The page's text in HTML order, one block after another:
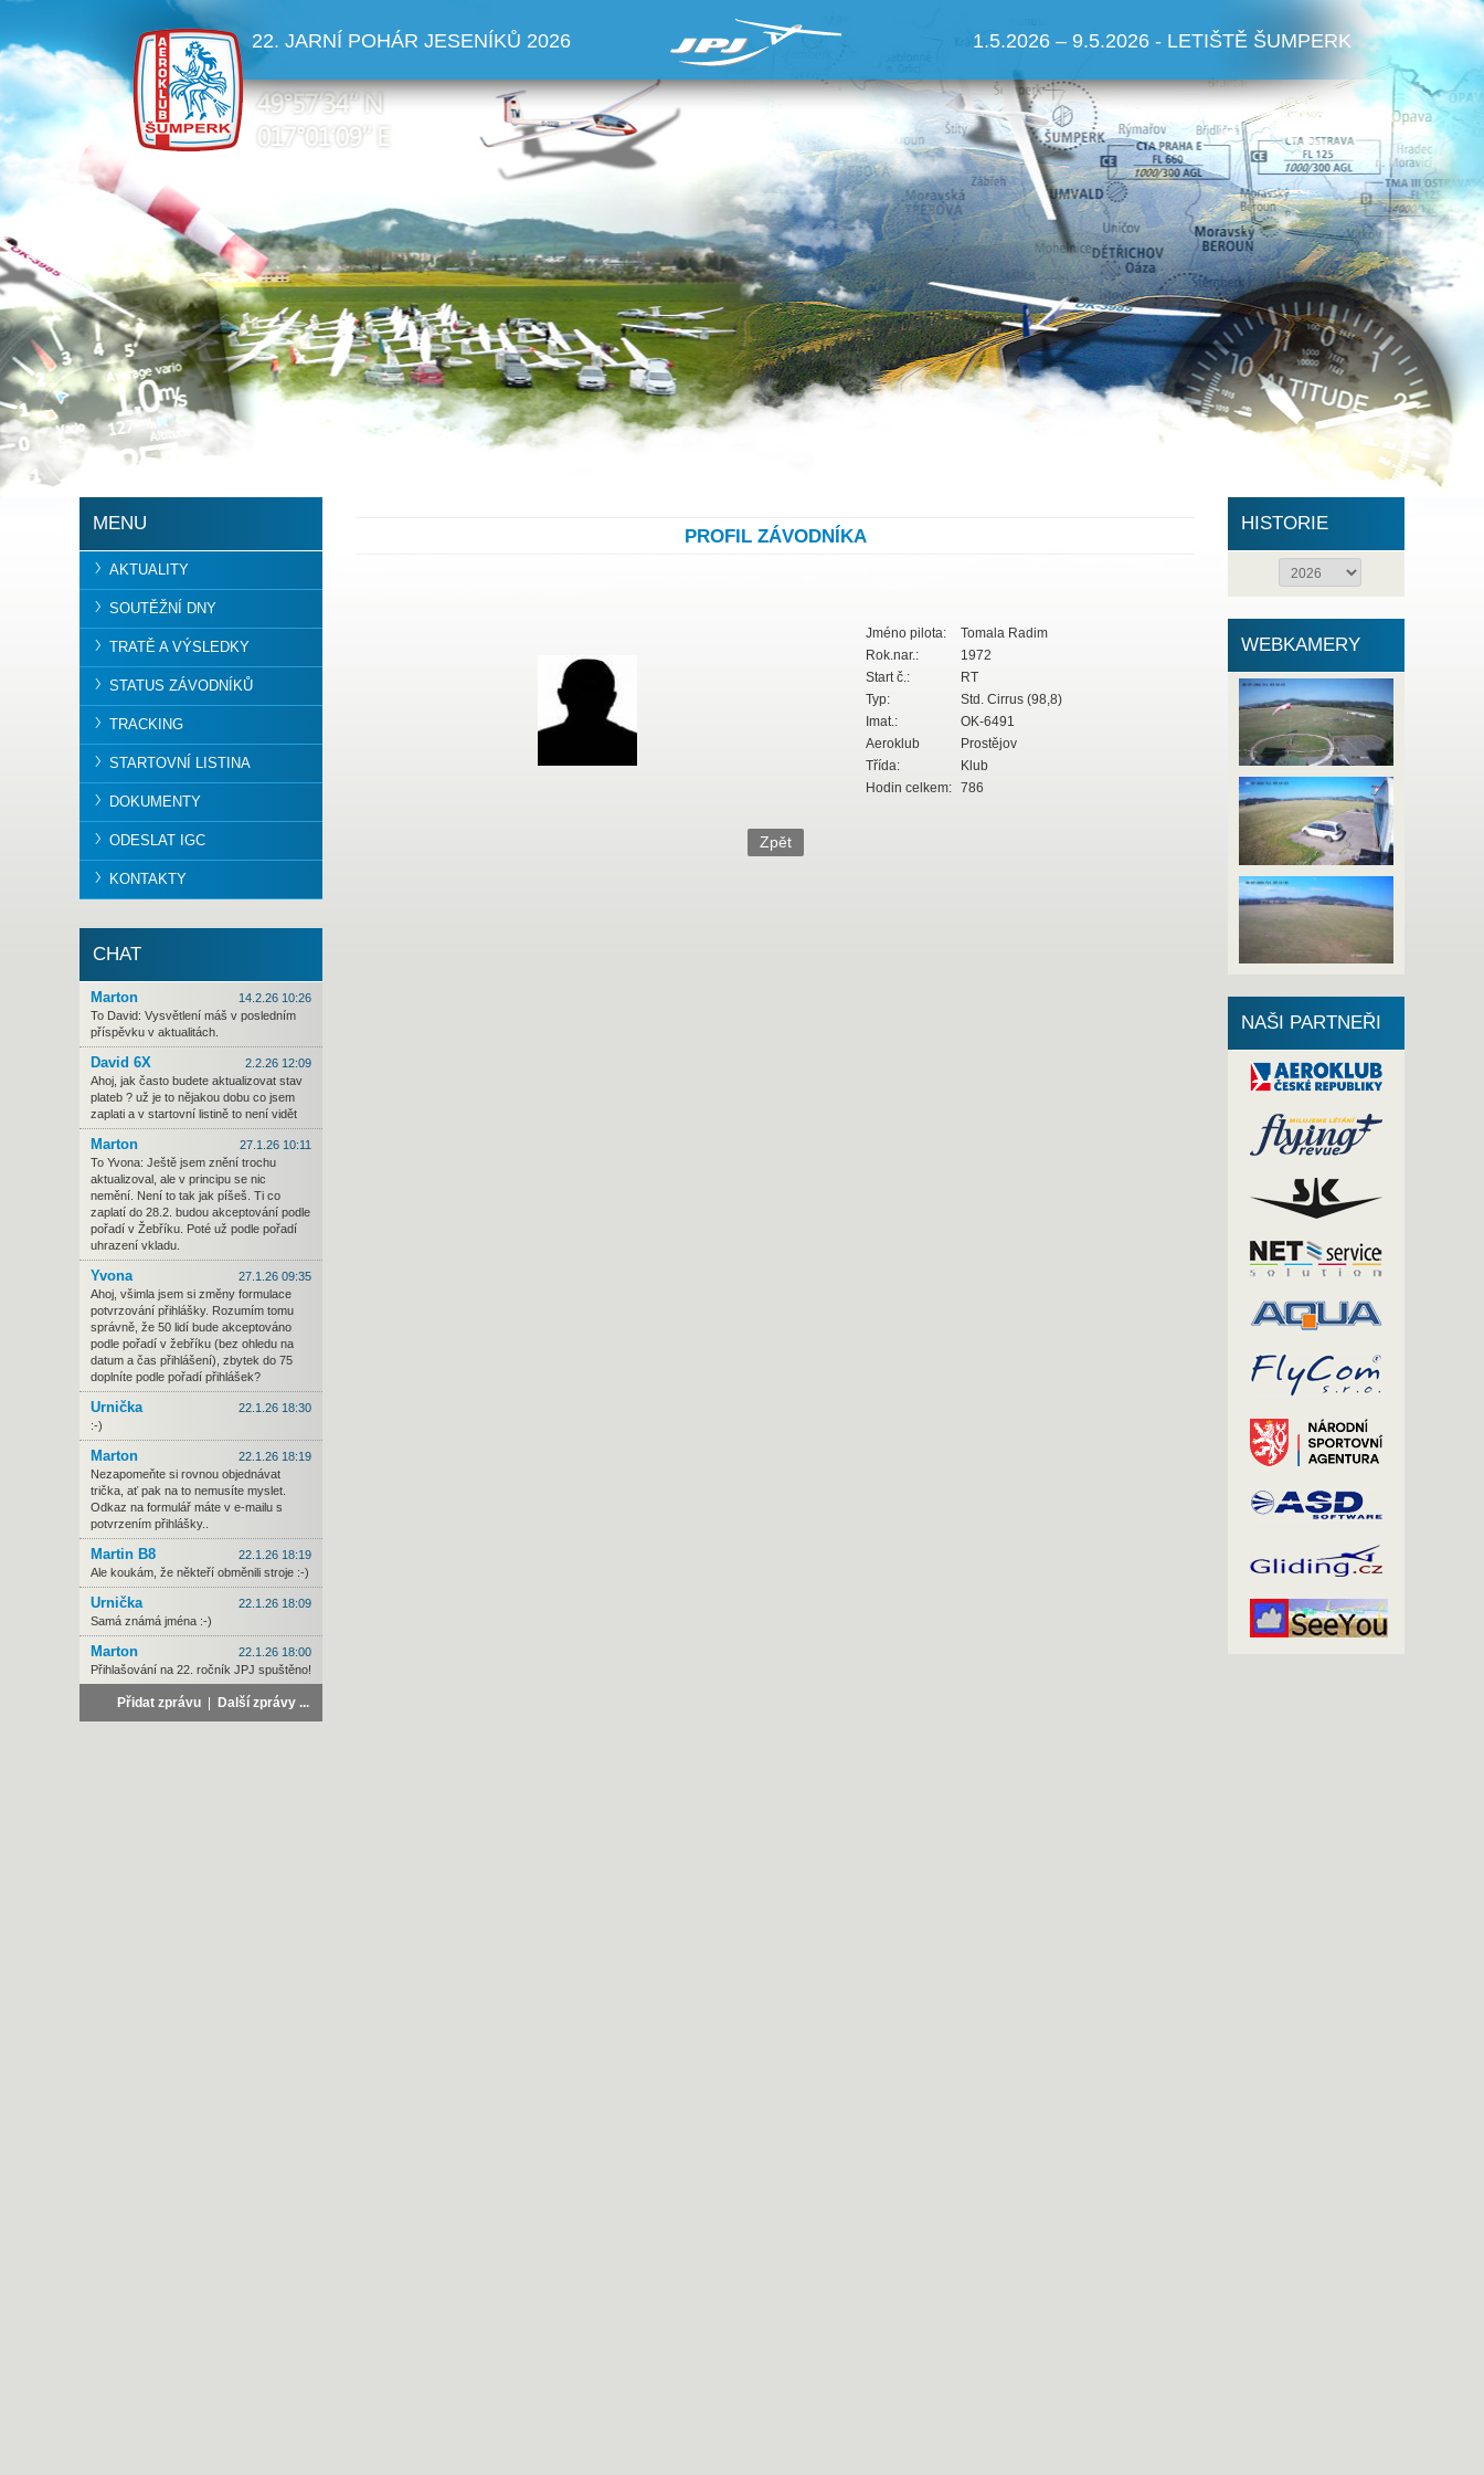
22. JARNÍ POHÁR JESENÍKŮ 2026 1.5.2026 – 9.5.2026 - LETIŠTĚ ŠUMPERK
MENU
AKTUALITY
SOUTĚŽNÍ DNY
TRATĚ A VÝSLEDKY
STATUS ZÁVODNÍKŮ
TRACKING
STARTOVNÍ LISTINA
DOKUMENTY
ODESLAT IGC
KONTAKTY
CHAT
Marton
14.2.26 10:26
To David: Vysvětlení máš v posledním
příspěvku v aktualitách.
David 6X
2.2.26 12:09
Ahoj, jak často budete aktualizovat stav
plateb ? už je to nějakou dobu co jsem
zaplati a v startovní listině to není vidět
Marton
27.1.26 10:11
To Yvona: Ještě jsem znění trochu
aktualizoval, ale v principu se nic
nemění. Není to tak jak píšeš. Ti co
zaplatí do 28.2. budou akceptování podle
pořadí v Žebříku. Poté už podle pořadí
uhrazení vkladu.
Yvona
27.1.26 09:35
Ahoj, všimla jsem si změny formulace
potvrzování přihlášky. Rozumím tomu
správně, že 50 lidí bude akceptováno
podle pořadí v žebříku (bez ohledu na
datum a čas přihlášení), zbytek do 75
doplníte podle pořadí přihlášek?
Urnička
22.1.26 18:30
:-)
Marton
22.1.26 18:19
Nezapomeňte si rovnou objednávat
trička, ať pak na to nemusíte myslet.
Odkaz na formulář máte v e-mailu s
potvrzením přihlášky..
Martin B8
22.1.26 18:19
Ale koukám, že někteří obměnili stroje :-)
Urnička
22.1.26 18:09
Samá známá jména :-)
Marton
22.1.26 18:00
Přihlašování na 22. ročník JPJ spuštěno!
Přidat zprávu Další zprávy ...
PROFIL ZÁVODNÍKA
Jméno pilota:
Tomala Radim
Rok.nar.:
1972
Start č.:
RT
Typ:
Std. Cirrus (98,8)
Imat.:
OK-6491
Aeroklub
Prostějov
Třída:
Klub
Hodin celkem:
786
HISTORIE
WEBKAMERY
NAŠI PARTNEŘI